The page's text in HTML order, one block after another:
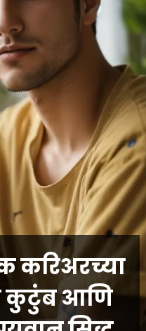
करिअरच्या
कुटुंब आणि